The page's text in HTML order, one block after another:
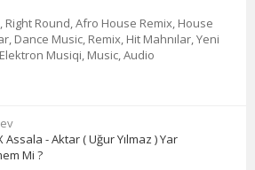
Right Round, Afro House Remix, House
Dance Music, Remix, Hit Mahnılar, Yeni
Musiqi, Music, Audio
- Aktar ( Uğur Yılmaz ) Yar
Mi ?